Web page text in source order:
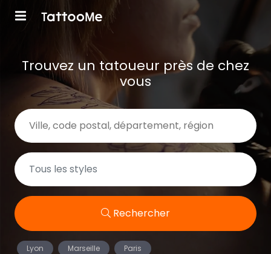
Trouvez un tatoueur près de chez
vous
Rechercher
Lyon Marseille Paris